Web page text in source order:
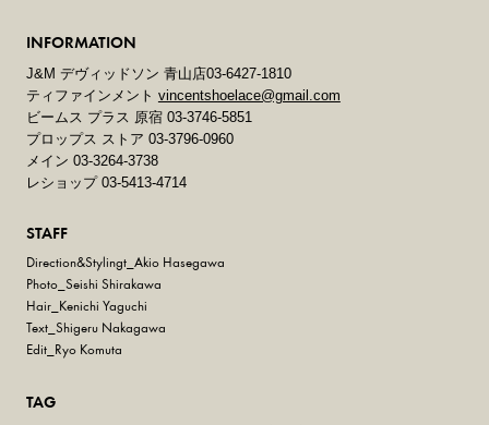
INFORMATION
J&M デヴィッドソン 青山店03-6427-1810
ティファインメント vincentshoelace@gmail.com
ビームス プラス 原宿 03-3746-5851
プロップス ストア 03-3796-0960
メイン 03-3264-3738
レショップ 03-5413-4714
STAFF
Direction&Stylingt_Akio Hasegawa
Photo_Seishi Shirakawa
Hair_Kenichi Yaguchi
Text_Shigeru Nakagawa
Edit_Ryo Komuta
TAG